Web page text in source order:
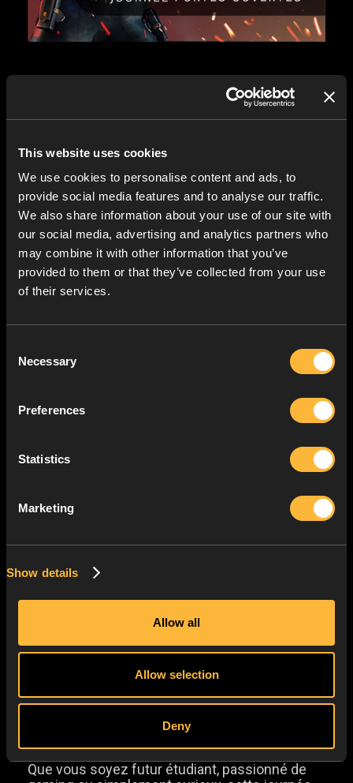
This website uses cookies
We use cookies to personalise content and ads, to
provide social media features and to analyse our traffic.
We also share information about your use of our site with
our social media, advertising and analytics partners who
may combine it with other information that you’ve
provided to them or that they’ve collected from your use
of their services.
Selection
Necessary
Preferences
Statistics
Marketing
Show details
Allow all
Allow selection
Deny
Plongez dans l’univers du jeu vidéo lors de la
Journée Portes Ouvertes de la Game
Academy, le samedi 14 juin 2025 !
Que vous soyez futur étudiant, passionné de